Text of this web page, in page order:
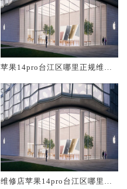
苹果14pro台江区哪里正规维修
维修店苹果14pro台江区哪里比